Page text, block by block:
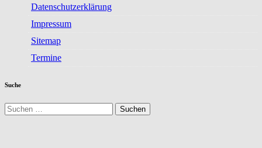
Datenschutzerklärung
Impressum
Sitemap
Termine
Suche
Suchen
nach: